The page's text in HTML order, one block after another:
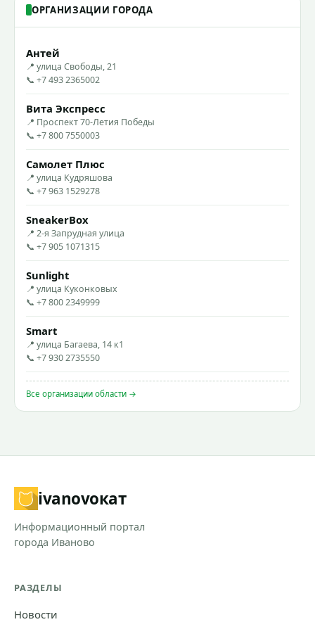
ОРГАНИЗАЦИИ ГОРОДА
Антей
📍 улица Свободы, 21
📞 +7 493 2365002
Вита Экспресс
📍 Проспект 70-Летия Победы
📞 +7 800 7550003
Самолет Плюс
📍 улица Кудряшова
📞 +7 963 1529278
SneakerBox
📍 2-я Запрудная улица
📞 +7 905 1071315
Sunlight
📍 улица Куконковых
📞 +7 800 2349999
Smart
📍 улица Багаева, 14 к1
📞 +7 930 2735550
Все организации области →
ivanovoкат
Информационный портал
города Иваново
РАЗДЕЛЫ
Новости